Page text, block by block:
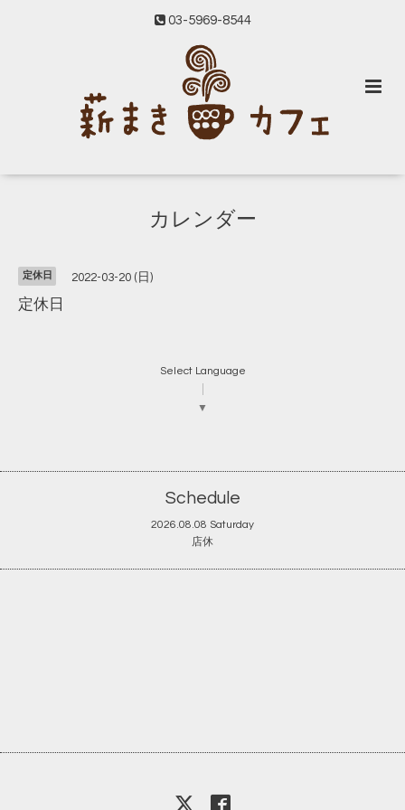
03-5969-8544
カレンダー
定休日 2022-03-20 (日)
定休日
Select Language
▼
Schedule
2026.08.08 Saturday
店休